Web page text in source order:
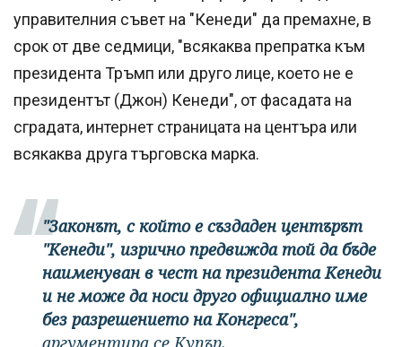
управителния съвет на "Кенеди" да премахне, в
срок от две седмици, "всякаква препратка към
президента Тръмп или друго лице, което не е
президентът (Джон) Кенеди", от фасадата на
сградата, интернет страницата на центъра или
всякаква друга търговска марка.
"Законът, с който е създаден центърът
"Кенеди", изрично предвижда той да бъде
наименуван в чест на президента Кенеди
и не може да носи друго официално име
без разрешението на Конгреса",